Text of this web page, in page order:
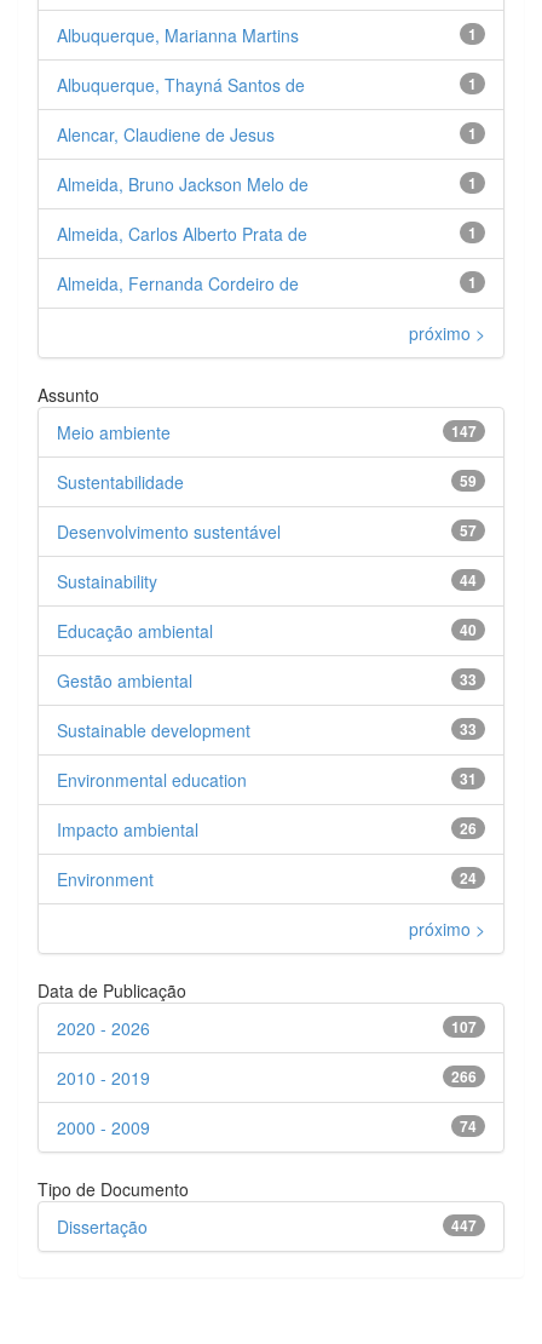
1
Albuquerque, Marianna Martins
1
Albuquerque, Thayná Santos de
1
Alencar, Claudiene de Jesus
1
Almeida, Bruno Jackson Melo de
1
Almeida, Carlos Alberto Prata de
1
Almeida, Fernanda Cordeiro de
próximo >
Assunto
147
Meio ambiente
59
Sustentabilidade
57
Desenvolvimento sustentável
44
Sustainability
40
Educação ambiental
33
Gestão ambiental
33
Sustainable development
31
Environmental education
26
Impacto ambiental
24
Environment
próximo >
Data de Publicação
107
2020 - 2026
266
2010 - 2019
74
2000 - 2009
Tipo de Documento
447
Dissertação